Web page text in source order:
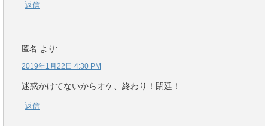
返信
匿名 より:
2019年1月22日 4:30 PM
迷惑かけてないからオケ、終わり！閉廷！
返信